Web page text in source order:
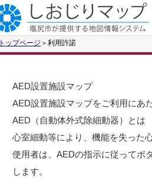
トップページ ＞ 利用許諾
AED設置施設マップ
AED設置施設マップをご利用にあ
AED（自動体外式除細動器）とは
心室細動等により、機能を失った
使用者は、AEDの指示に従ってボ
します。